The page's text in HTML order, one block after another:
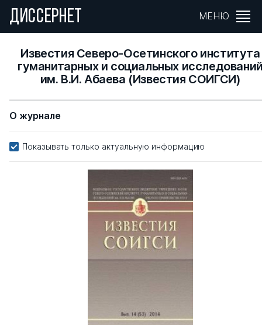
ДИССЕРНЕТ МЕНЮ
Известия Северо-Осетинского института
гуманитарных и социальных
им. В.И. Абаева (Известия СОИГСИ)
О журнале
Показывать только актуальную информацию